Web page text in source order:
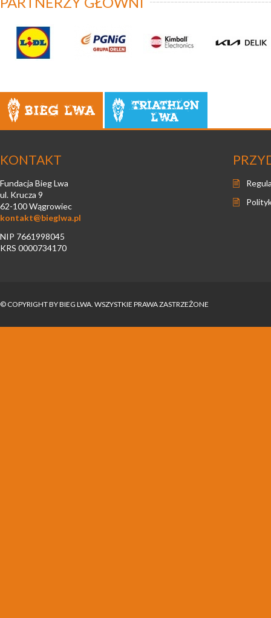
Bieg Lwa
KONTAKT
Fundacja Bieg Lwa
ul. Krucza 9
62-100 Wągrowiec
kontakt@bieglwa.pl
NIP 7661998045
KRS 0000734170
© COPYRIGHT BY BIEG LWA. WSZYSTKIE PRAWA ZASTRZEŻONE